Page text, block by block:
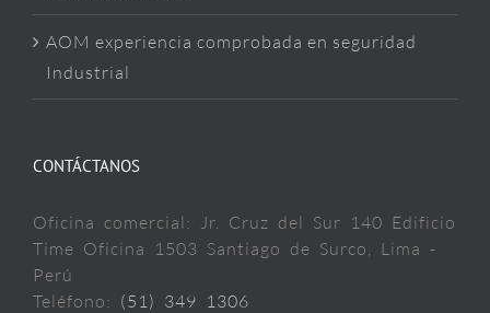
AOM experiencia comprobada en seguridad
Industrial
CONTÁCTANOS
Oficina comercial: Jr. Cruz del Sur 140 Edificio
Time Oficina 1503 Santiago de Surco, Lima -
Perú
Teléfono: (51) 349 1306